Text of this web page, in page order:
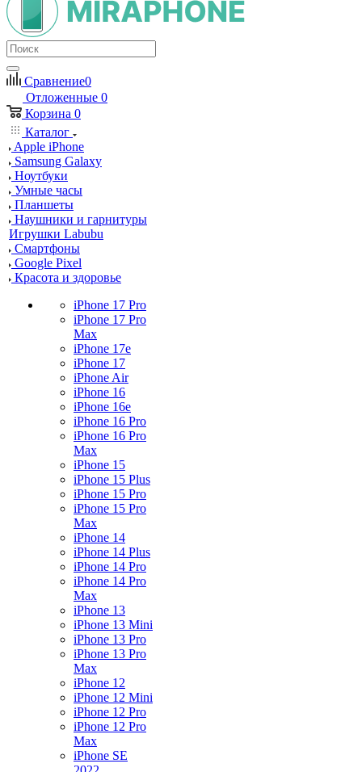
Сравнение0
Отложенные 0
Корзина 0
Каталог
Apple iPhone
Samsung Galaxy
Ноутбуки
Умные часы
Планшеты
Наушники и гарнитуры
Игрушки Labubu
Смартфоны
Google Pixel
Красота и здоровье
iPhone 17 Pro
iPhone 17 Pro
Max
iPhone 17e
iPhone 17
iPhone Air
iPhone 16
iPhone 16e
iPhone 16 Pro
iPhone 16 Pro
Max
iPhone 15
iPhone 15 Plus
iPhone 15 Pro
iPhone 15 Pro
Max
iPhone 14
iPhone 14 Plus
iPhone 14 Pro
iPhone 14 Pro
Max
iPhone 13
iPhone 13 Mini
iPhone 13 Pro
iPhone 13 Pro
Max
iPhone 12
iPhone 12 Mini
iPhone 12 Pro
iPhone 12 Pro
Max
iPhone SE